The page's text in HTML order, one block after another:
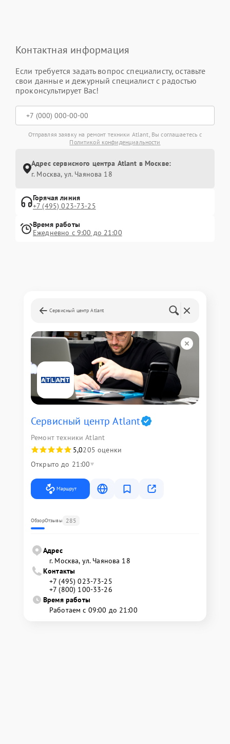
Контактная информация
Если требуется задать вопрос специалисту, оставьте
свои данные и дежурный специалист с радостью
проконсультирует Вас!
Отправляя заявку на ремонт техники Atlant, Вы соглашаетесь с
Политикой конфиденциальности
Адрес сервисного центра Atlant в Москве:
г. Москва, ул. Чаянова 18
Горячая линия
+7 (495) 023-73-25
Время работы
Ежедневно с 9:00 до 21:00
Сервисный центр Atlant
Сервисный центр Atlant
Ремонт техники Atlant
5,0205 оценки
Открыто до 21:00
Маршрут
ОбзорОтзывы 285
Адрес
г. Москва, ул. Чаянова 18
Контакты
+7 (495) 023-73-25
+7 (800) 100-33-26
Время работы
Работаем с 09:00 до 21:00